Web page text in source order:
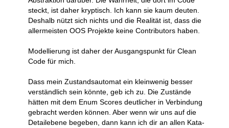
steckt, ist daher kryptisch. Ich kann sie kaum deuten.
Deshalb nützt sich nichts und die Realität ist, dass die
allermeisten OOS Projekte keine Contributors haben.
Modellierung ist daher der Ausgangspunkt für Clean
Code für mich.
Dass mein Zustandsautomat ein kleinwenig besser
verständlich sein könnte, geb ich zu. Die Zustände
hätten mit dem Enum Scores deutlicher in Verbindung
gebracht werden können. Aber wenn wir uns auf die
Detailebene begeben, dann kann ich dir an allen Kata-